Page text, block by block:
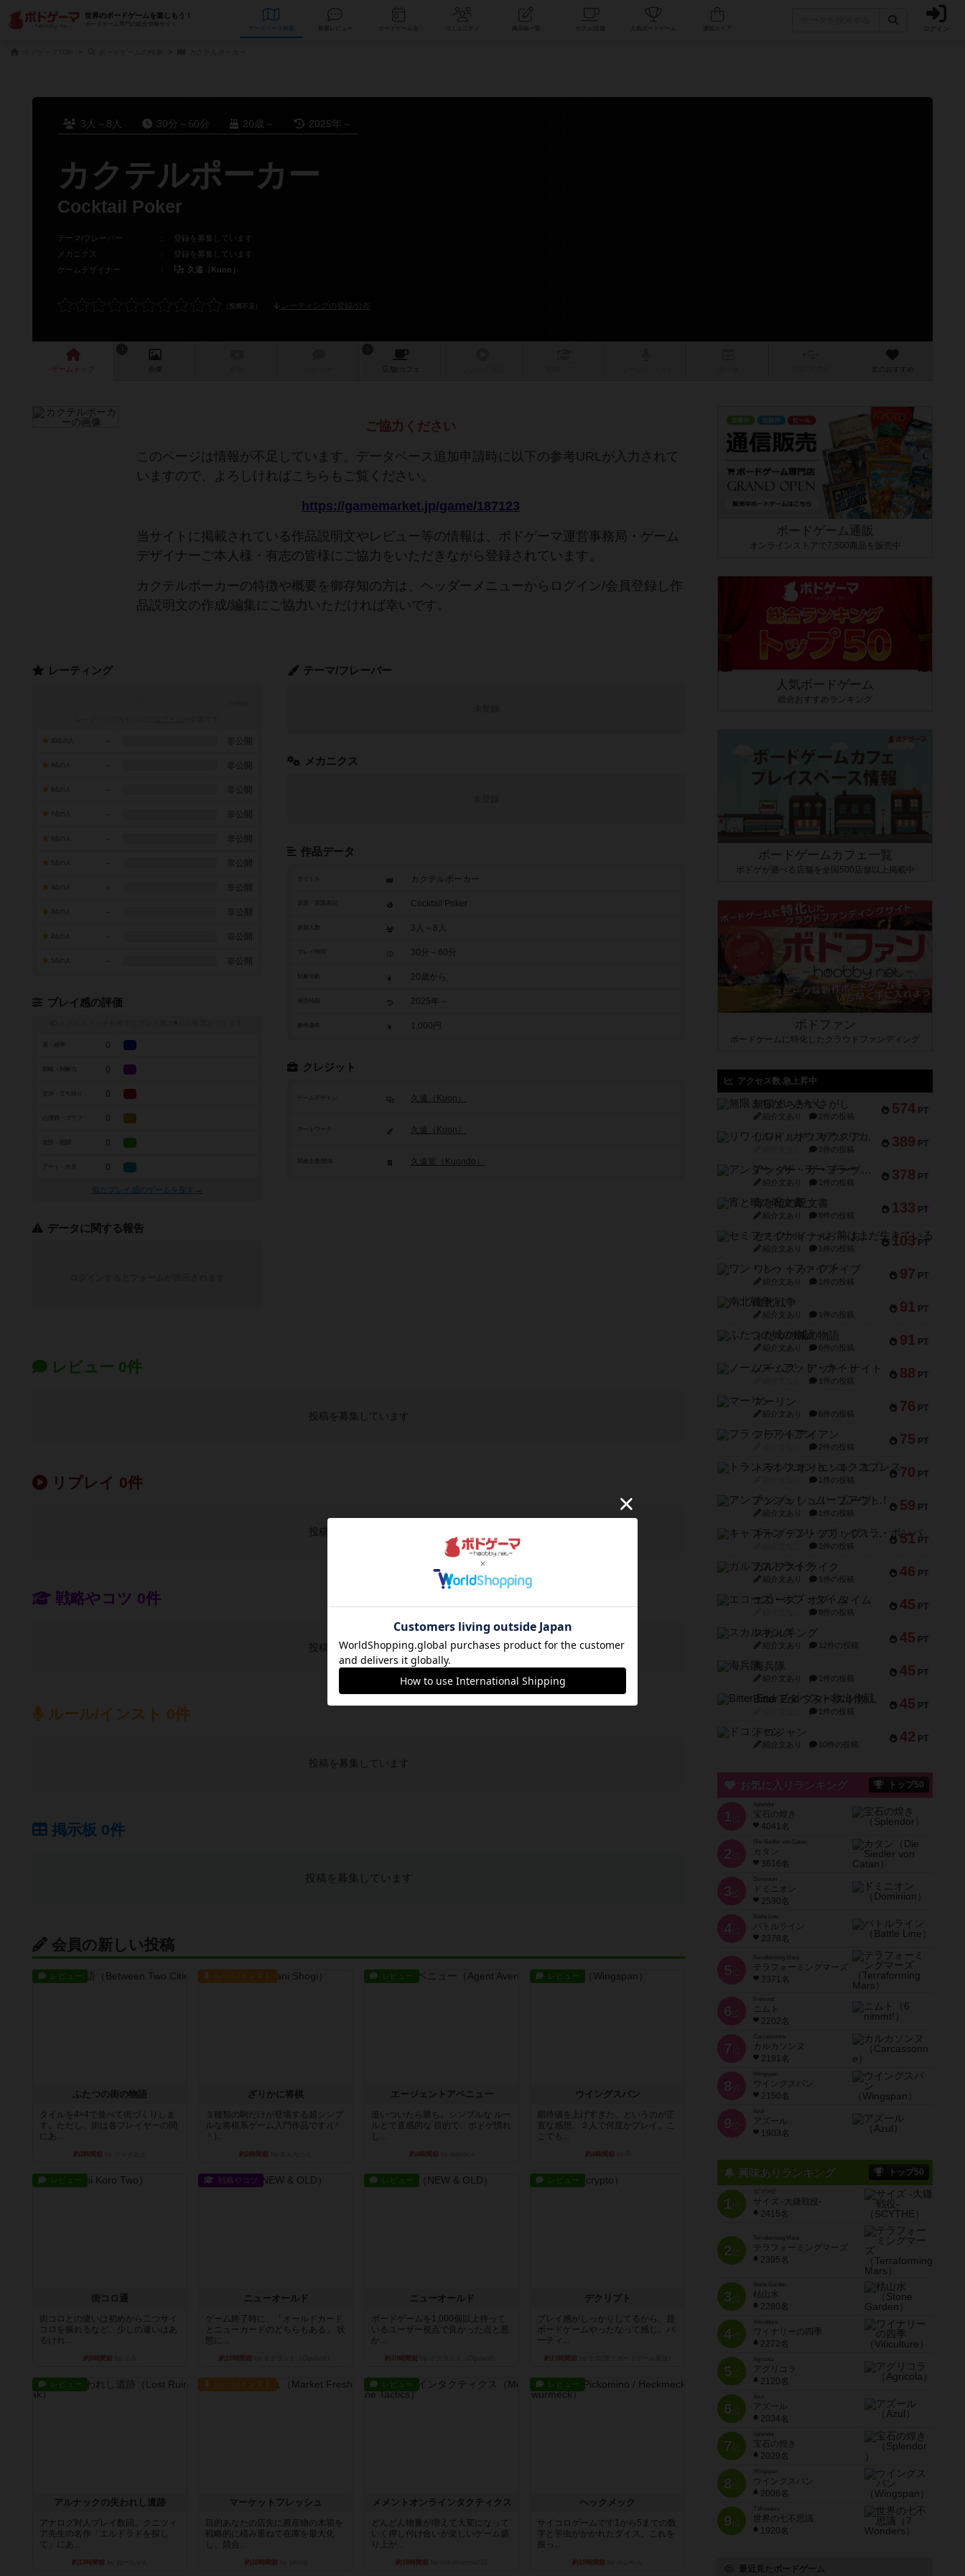
世界のボードゲームを楽しもう！
ボードゲーム専門の総合情報サイト
データベース コミュニティ 人気ボードゲーム ログイン
3人～8人 30分～60分 20歳～ 2025年～
カクテルポーカー
Cocktail Poker
テーマ/フレーバー ：
登録を募集しています
メカニクス
：
登録を募集しています
ゲームデザイナー
： 久遠（Kuon）
レーティングの登録/分布
ゲーム 画像 店舗/ カフェ 次のおすすめ
ご協力ください
このページは情報が不足しています。データベース追加申請時に以下の参考URLが入力されて
いますので、よろしければこちらもご覧ください。
https://gamemarket.jp/game/187123
当サイトに掲載されている作品説明文やレビュー等の情報は、ボドゲーマ運営事務局・ゲーム
デザイナーご本人様・有志の皆様にご協力をいただきながら登録されています。
カクテルポーカーの特徴や概要を御存知の方は、ヘッダーメニューからログイン/会員登録し作
品説明文の作成/編集にご協力いただければ幸いです。
テーマ/フレーバー
メカニクス
作品データ
タイトル カクテルポーカー
Cocktail Poker
参加人数 3人～8人
30分～60分
20歳から
2025年～
参考価格 1,000円
クレジット
ゲームデザイン 久遠（Kuon）
アートワーク 久遠（Kuon）
久遠堂（Kuondo）
レーティング
- 非公開
- 非公開
- 非公開
7点の人 - 非公開
- 非公開
- 非公開
- 非公開
- 非公開
- 非公開
- 非公開
プレイ感の評価
※
0
戦略・判断力 0
0
0
0
アート・外見 0
似たプレイ感のゲームを探す→
データに関する報告
レビュー 0件
投稿を募集しています
リプレイ 0件
投稿を募集しています
戦略やコツ 0件
投稿を募集しています
ルール/インスト 0件
投稿を募集しています
掲示板 0件
投稿を募集しています
会員の新しい投稿
レビュー
ふたつの街の物語
タイルを4×4で並べて街づくりしま
す。ただし、街は各プレイヤーの間
にあ...
約3時間前
ルール/インスト
ざりかに将棋
３種類の駒だけが登場する超シンプ
ルな将棋系ゲーム入門作品です♪(＾
＾)...
約3時間前
レビュー
エージェントアベニュー
追いついたら勝ち。シンプルな ルー
ルとで直感的な 目的で、ボドゲ慣れ
し...
約4時間前
レビュー
ウイングスパン
期待値を上げすぎた、というのが正
直な感想。２人で何度かプレイ。こ
こでも...
約4時間前
レビュー
街コロ通
街コロとの違いは初めから二つサイ
コロを振れるなど、少しの違いはあ
るけれ...
約9時間前
戦略やコツ
ニューオールド
ゲーム終了時に、「オールドカード
とニューカードのどちらもある」 状
態に...
約10時間前
レビュー
ニューオールド
ボードゲームを1,000個以上持って
いるユーザー視点で良かった点と悪
か...
約10時間前
レビュー
デクリプト
プレイ感がしっかりしてるから、超
ボードゲームやったなって感じ。パ
ーティ...
約11時間前
レビュー
アルナックの失われし遺跡
アナログ対人プレイ数回。クニツィ
ア先生の名作「エルドラドを探し
て」にあ...
約13時間前
ルール/インスト
マーケットフレッシュ
目的あなたの店先に農産物の木箱を
戦略的に積み重ねて在庫を最大化
し、競合...
約18時間前
レビュー
メメントオンラインタクティクス
どんどん物量が増えて大変になって
いく押し付け合いが楽しいゲーム盛
り上が...
約18時間前
レビュー
ヘックメック
サイコロゲームです1から5までの数
字と芋虫がかかれたダイス。これを
振っ...
約19時間前
ボードゲーム通販
オンラインストアで7,500商品を販売中
人気ボードゲーム
総合おすすめランキング
ボードゲームカフェ一覧
ボドゲが遊べる店舗を全国500店舗以上掲載中
ボドファン
ボードゲームに特化したクラウドファンディング
アクセス数 急上昇中
574 PT
無限まちがいさがし
紹介文あり 2件の投稿
389 PT
リワイルド：サウスアメリカ
2件の投稿
378 PT
アンダー・ザ・テーブラー
紹介文あり 1件の投稿
133 PT
宵と暁の呪文書
紹介文あり 8件の投稿
103 PT
セミファイナル ～お前はまだ生きている～
紹介文あり 1件の投稿
97 PT
ワン・トゥ・ファイブ
紹介文あり 1件の投稿
91 PT
南北戦争
紹介文あり 1件の投稿
91 PT
ふたつの城の物語
紹介文あり 6件の投稿
88 PT
ノームズ・アット・ナイト
1件の投稿
76 PT
マーリン
紹介文あり 6件の投稿
75 PT
フラットアイアン
2件の投稿
70 PT
トランスオリエント・エクスプレス
1件の投稿
59 PT
アンブッシュ！：ムーブアウト！
紹介文あり 1件の投稿
51 PT
キャプテン・フリップ：イスラ・ボンバ
2件の投稿
46 PT
ガルフストライク
紹介文あり 1件の投稿
45 PT
エコーズ・オブ・タイム
8件の投稿
45 PT
スカルキング
紹介文あり 12件の投稿
45 PT
海兵隊
紹介文あり 1件の投稿
45 PT
Bitter End ブタペスト救出作戦
1件の投稿
42 PT
ドコジャン
紹介文あり 10件の投稿
お気に入りランキング トップ50
1 位
宝石の煌き
4041名
2 位
Die Siedler von Catan
カタン
3616名
3 位
ドミニオン
2530名
4位
Battle Line
バトルライン
2378名
5 位
Terraforming Mars
テラフォーミングマーズ
2371名
6 位
ニムト
2202名
7 位
Carcassonne
カルカソンヌ
2191名
8 位
Wingspan
ウイングスパン
2150名
9 位
Azul
アズール
1903名
興味ありランキング トップ50
1位
SCYTHE
サイズ -大鎌戦役-
2415名
2位
Terraforming Mars
テラフォーミングマーズ
2395名
3位
Stone Garden
枯山水
2280名
4位
Viticulture
ワイナリーの四季
2272名
5位
Agricola
アグリコラ
2120名
6位
Azul
アズール
2034名
7位
宝石の煌き
2029名
8位
Wingspan
ウイングスパン
2006名
9位
7 Wonders
世界の七不思議
1920名
最近見たボードゲーム